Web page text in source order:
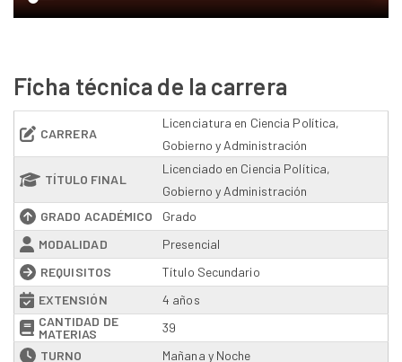
Ficha técnica de la carrera
CARRERA
Licenciatura en Ciencia Política,
Gobierno y Administración
TÍTULO FINAL
Licenciado en Ciencia Política,
Gobierno y Administración
GRADO ACADÉMICO
Grado
MODALIDAD
Presencial
REQUISITOS
Título Secundario
EXTENSIÓN
4 años
CANTIDAD DE
MATERIAS
39
TURNO
Mañana y Noche